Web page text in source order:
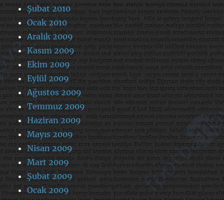
Şubat 2010
Ocak 2010
Aralık 2009
Kasım 2009
Ekim 2009
Eylül 2009
Ağustos 2009
Temmuz 2009
Haziran 2009
Mayıs 2009
Nisan 2009
Mart 2009
Şubat 2009
Ocak 2009